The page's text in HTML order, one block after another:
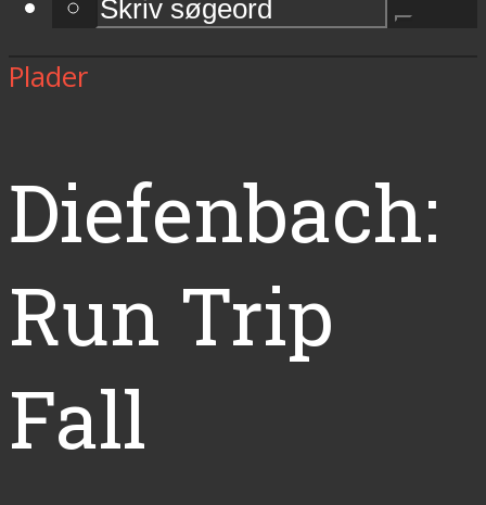
Plader
Diefenbach:
Run Trip
Fall